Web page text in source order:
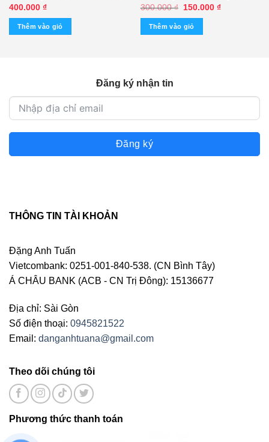
Đông – Thái Châu (Nimbus)
KGTUS
400.000 ₫
Thêm vào giỏ
Chim Đa Đa (Trầy)
300.000₫
Giá
là:
300.000 ₫.
150.000 ₫Giá
Thêm vào giỏ
Đăng ký nhận tin
Đăng ký
THÔNG TIN TÀI KHOẢN
Đặng Anh Tuấn
Vietcombank: 0251-001-840-538. (CN Bình Tây)
Á CHÂU BANK (ACB - CN Trị Đông): 15136677
Địa chỉ: Sài Gòn
Số điện thoại: 0945821522
Email: danganhtuana@gmail.com
Theo dõi chúng tôi
Phương thức thanh toán